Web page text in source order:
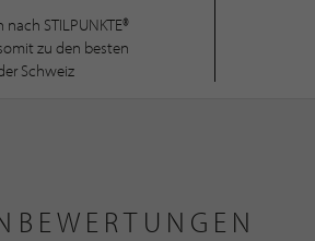
STILPUNKTE®
zu den besten
Schweiz